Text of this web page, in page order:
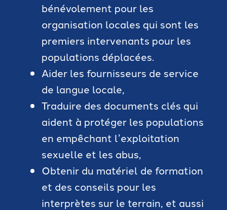
bénévolement pour les
organisation locales qui sont les
premiers intervenants pour les
populations déplacées.
Aider les fournisseurs de service
de langue locale,
Traduire des documents clés qui
aident à protéger les populations
en empêchant l’exploitation
sexuelle et les abus,
Obtenir du matériel de formation
et des conseils pour les
interprètes sur le terrain, et aussi